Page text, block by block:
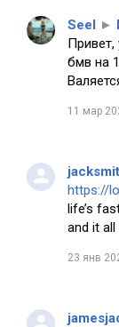
Seel ►
Привет,
бмв на
11 мар
https://
life’s
and it
23 янв